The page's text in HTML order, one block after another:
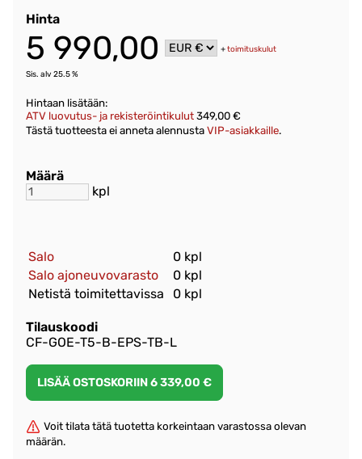
Hinta
5 990,00 +toimituskulut
Sis. alv 25.5 %
Hintaan lisätään:
ATV luovutus- ja rekisteröintikulut 349,00 €
Tästä tuotteesta ei anneta alennusta VIP-asiakkaille.
Määrä
kpl
Salo
0 kpl
Salo ajoneuvovarasto
0 kpl
Netistä toimitettavissa
0 kpl
Tilauskoodi
CF-GOE-T5-B-EPS-TB-L
Voit tilata tätä tuotetta korkeintaan varastossa olevan
määrän.